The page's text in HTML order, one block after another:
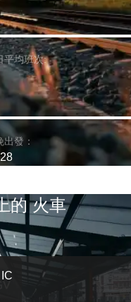
平均班次:
出發：
的 火車
IC